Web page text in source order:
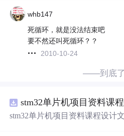
whb147
死循环，就是没法结束吧
要不然还叫死循环？？
2010-10-24
——到底
stm32单片机项目资料课程设计